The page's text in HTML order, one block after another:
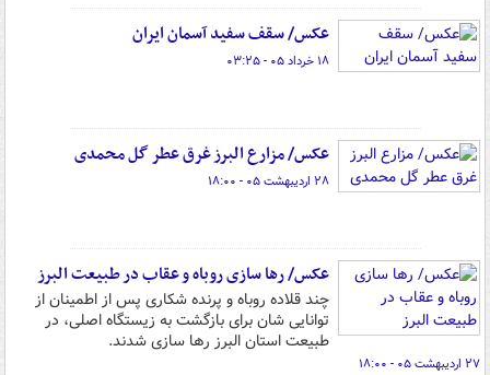
عکس/ سقف سفید آسمان ایران
۱۸ خرداد ۰۵ - ۰۳:۲۵
عکس/ مزارع البرز غرق عطر گل محمدی
۲۸ اردیبهشت ۰۵ - ۱۸:۰۰
عکس/ رها سازی روباه و عقاب در طبیعت البرز
چند قلاده روباه و پرنده شکاری پس از اطمینان از
توانایی شان برای بازگشت به زیستگاه اصلی، در
طبیعت استان البرز رها سازی شدند.
۲۷ اردیبهشت ۰۵ - ۱۸:۰۰